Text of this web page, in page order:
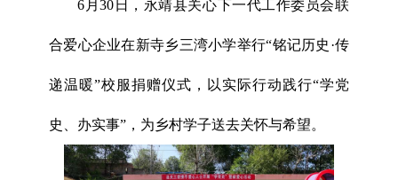
6月30日，永靖县关心下一代工作委员会联
合爱心企业在新寺乡三湾小学举行“铭记历史·传
递温暖”校服捐赠仪式，以实际行动践行“学党
史、办实事”，为乡村学子送去关怀与希望。